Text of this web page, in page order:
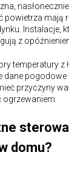
powietrza mają
Instalacje,
z
temperatury z
dane
przyczyny
domu?